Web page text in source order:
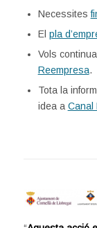
Necessites
El pla
Vols
Reempresa.
Tota la
idea a Canal